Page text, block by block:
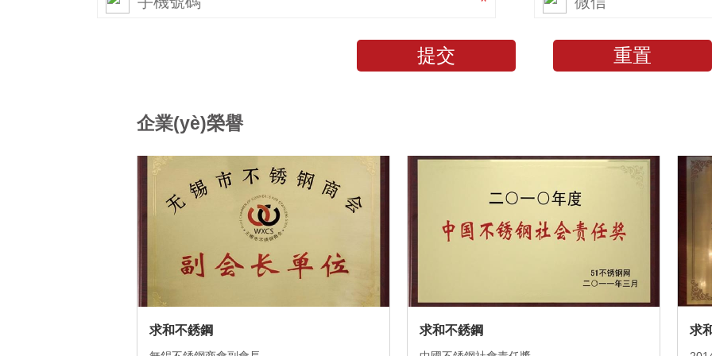
企業(yè)榮譽
求和不銹鋼 求和不銹鋼 求